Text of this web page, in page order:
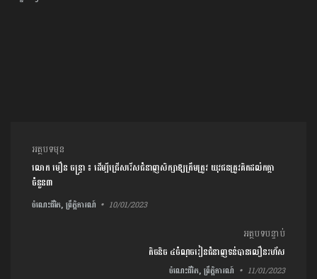
ការ​នាំទិស​ប្រកាស
អត្ថបទមុន
លោក មឿន ចន្រ្ទា ៖ ដើម្បីជ្រើសរើស​ជំនាញ​សិក្សា​ឱ្យ​ត្រឹម​ត្រូវ​ យុវជន​ត្រូវ​គិត​ដល់​កត្តា
ចំនួន៣
ចំណេះជីវិត, ព្រឹត្តិការណ៍ 10/01/2023
អត្ថបទបន្ទាប់
តិចនិច ៤ចំណុចរៀនជំនាញទន់បានលឿនរហ័ស
ចំណេះជីវិត, ព្រឹត្តិការណ៍ 11/01/2023